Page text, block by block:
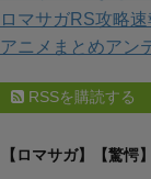
ロマサガRS攻略
アニメまとめアン
RSSを購読する
【ロマサガ】【驚愕